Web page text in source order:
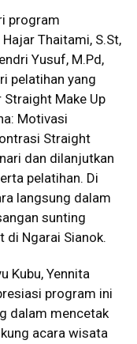
program
Thaitami, S.St,
Yusuf, M.Pd,
pelatihan yang
Straight Make Up
Motivasi
Straight
dan dilanjutkan
pelatihan. Di
langsung dalam
sunting
di Ngarai Sianok.
Kubu, Yennita
program ini
dalam mencetak
acara wisata